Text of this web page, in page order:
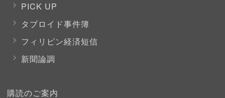
PICK UP
タブロイド事件簿
フィリピン経済短信
新聞論調
購読のご案内